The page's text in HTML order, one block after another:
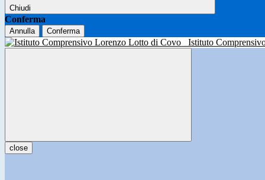
Chiudi
Conferma
Annulla Conferma
Istituto
close